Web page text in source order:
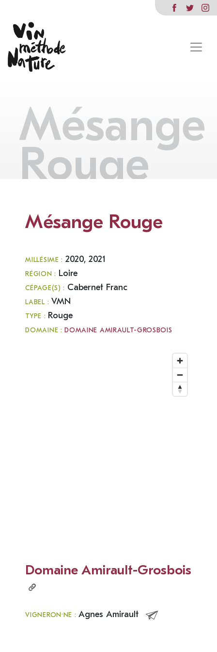
Mésange
Rouge
Mésange Rouge
MILLÉSIME : 2020, 2021
RÉGION : Loire
CÉPAGE(S) : Cabernet Franc
LABEL : VMN
TYPE : Rouge
DOMAINE :DOMAINE AMIRAULT-GROSBOIS
Domaine Amirault-Grosbois
VIGNERON·NE :Agnes Amirault